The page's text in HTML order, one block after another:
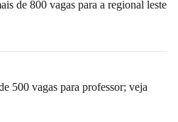
de 800 vagas para a regional leste
500 vagas para professor; veja